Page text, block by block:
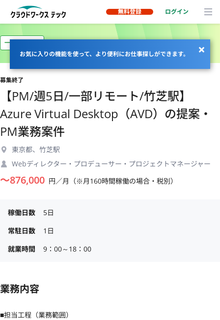
無料登録 ログイン
お気に入りの機能を使って、より便利にお仕事探しができます。
一部リモート
募集終了
【PM/週5日/一部リモート/竹芝駅】
Azure Virtual Desktop（AVD）の提案・
PM業務案件
東京都、竹芝駅
Webディレクター・プロデューサー・プロジェクトマネージャー
〜876,000 円／月（※月160時間稼働の場合・税別）
稼働日数
5日
常駐日数
1日
就業時間
9：00～18：00
業務内容
■担当工程（業務範囲）